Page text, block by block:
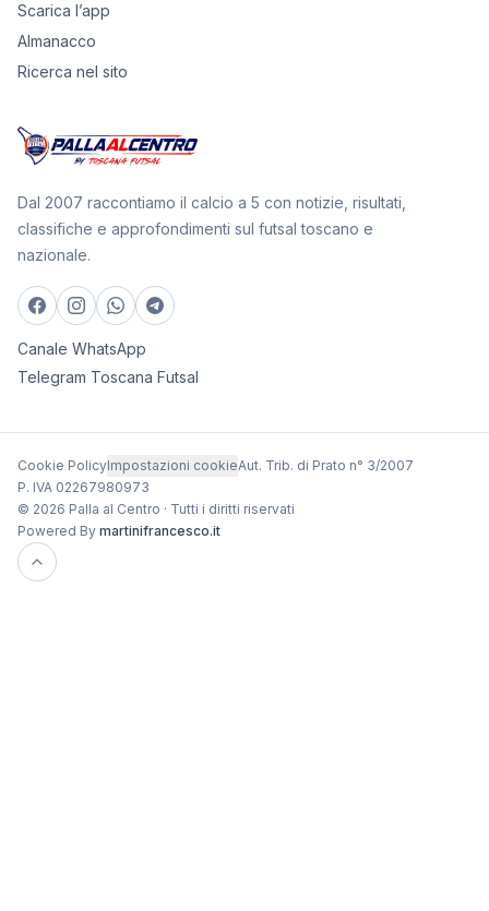
Scarica l’app
Almanacco
Ricerca nel sito
Dal 2007 raccontiamo il calcio a 5 con notizie, risultati,
classifiche e approfondimenti sul futsal toscano e
nazionale.
Canale WhatsApp
Telegram Toscana Futsal
Cookie PolicyImpostazioni cookieAut. Trib. di Prato n° 3/2007
P. IVA 02267980973
© 2026 Palla al Centro · Tutti i diritti riservati
Powered By martinifrancesco.it